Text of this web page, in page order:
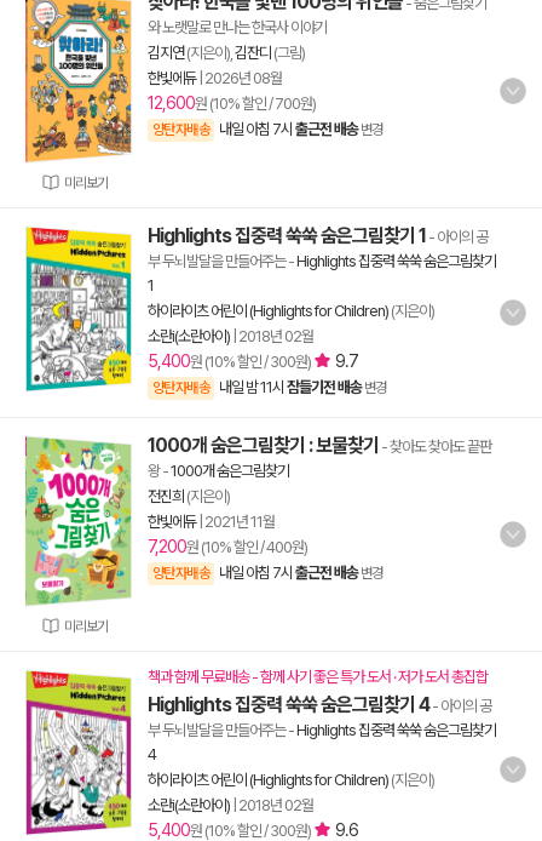
미리보기
와 노랫말로 만나는 한국사 이야기
김지연(지은이), 김잔디 (그림)
한빛에듀| 2026년 08월
12,600원 (10% 할인 / 700원)
양탄자배송 내일 아침 7시 출근전 배송 변경
Highlights 집중력 쑥쑥 숨은그림찾기 1 - 아이의 공
부 두뇌발달을 만들어주는-Highlights 집중력 쑥쑥 숨은그림찾기
1
하이라이츠 어린이 (Highlights for Children) (지은이)
소란i(소란아이) 2018년 02월
5,400원 (10% 할인 / 300원) 9.7
양탄자배송 내일 밤 11시 잠들기전 배송 변경
미리보기
1000개 숨은그림찾기 : 보물찾기 - 찾아도 찾아도 끝판
왕-1000개 숨은그림찾기
전진희 (지은이)
한빛에듀| 2021년 11월
7,200원 (10% 할인 / 400원)
양탄자배송 내일 아침 7시 출근전 배송 변경
책과 함께 무료배송 - 함께 사기 좋은 특가 도서 · 저가 도서 총집합
Highlights 집중력 쑥쑥 숨은그림찾기 4- 아이의 공
부 두뇌발달을 만들어주는-Highlights 집중력 쑥쑥 숨은그림찾기
4
하이라이츠 어린이 (Highlights for Children) (지은이)
소란i(소란아이) 2018년 02월
5,400원 (10% 할인 / 300원) 9.6